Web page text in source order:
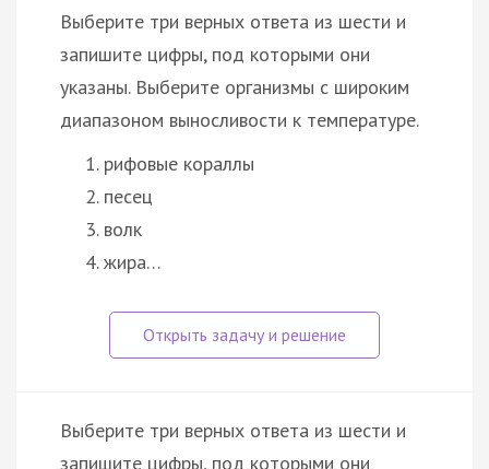
Выберите три верных ответа из шести и
запишите цифры, под которыми они
указаны. Выберите организмы с широким
диапазоном выносливости к температуре.
рифовые кораллы
песец
волк
жира…
Выберите три верных ответа из шести и
запишите цифры, под которыми они